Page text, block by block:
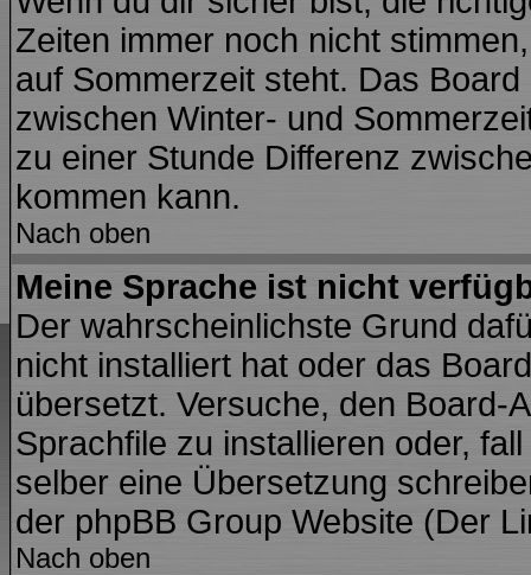
Zeiten immer noch nicht
auf Sommerzeit steht. Das
zwischen Winter- und
zu einer Stunde Differenz
kommen kann.
Nach oben
Meine Sprache ist nicht
Der wahrscheinlichste Grund
nicht installiert hat oder das
übersetzt. Versuche, den Board-
Sprachfile zu installieren oder,
selber eine Übersetzung
der phpBB Group Website (Der
Nach oben